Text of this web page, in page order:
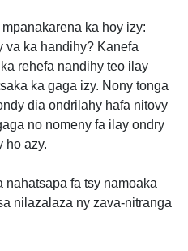
ka hoy izy:
va ka handihy? Kanefa
rehefa nandihy teo ilay
ka gaga izy. Nony tonga
dia ondrilahy hafa nitovy
no nomeny fa ilay ondry
ho azy.
nahatsapa fa tsy namoaka
nilazalaza ny zava-nitranga